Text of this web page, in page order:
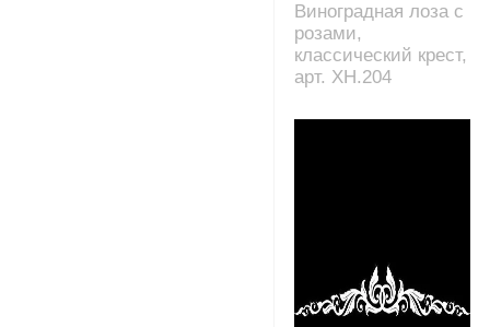
Виноградная лоза с
розами,
классический крест,
арт. XH.204